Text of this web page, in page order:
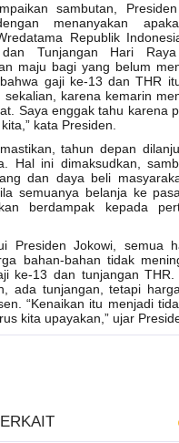
sambutan,
menanyakan
Republik
Tunjangan Hari Raya
maju bagi yang belum
gaji ke-13 dan THR
sekalian, karena kemarin
Saya enggak tahu karena
kata Presiden.
tahun depan
Hal ini dimaksudkan,
dan daya beli
semuanya belanja ke
berdampak kepada
Presiden Jokowi, semua
bahan-bahan tidak
ke-13 dan tunjangan
ada tunjangan, tetapi
“Kenaikan itu menjadi
kita upayakan,” ujar